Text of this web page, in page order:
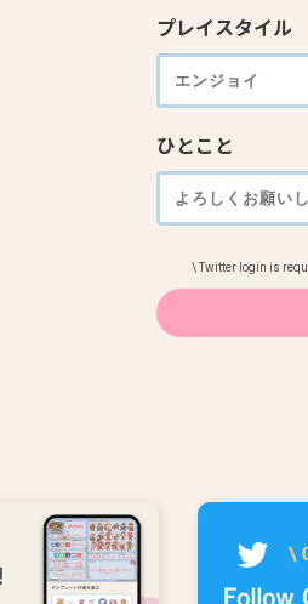
プレイスタイル
ひとこと
\ Twitter login is